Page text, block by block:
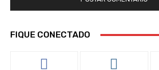
FIQUE CONECTADO